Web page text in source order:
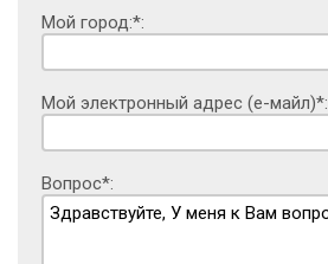
Мой город:*:
Мой электронный адрес (е-майл)*:
Вопрос*: